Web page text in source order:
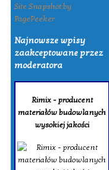
Site Snapshot by
PagePeeker
Najnowsze wpisy
zaakceptowane przez
moderatora
Rimix - producent
materiałów budowlanych
wysokiej jakości